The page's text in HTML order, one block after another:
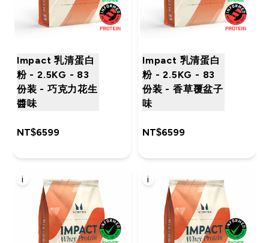
Impact 乳清蛋白
粉 - 2.5KG - 83
份装 - 巧克力花生
醬味
NT$6599‎
Impact 乳清蛋白
粉 - 2.5KG - 83
份装 - 香草覆盆子
味
NT$6599‎
i i